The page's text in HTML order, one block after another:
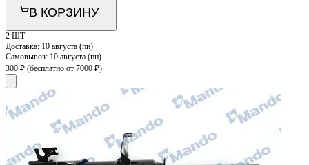
В КОРЗИНУ
2 ШТ
Доставка: 10 августа (пн)
Самовывоз: 10 августа (пн)
300 ₽ (бесплатно от 7000 ₽)